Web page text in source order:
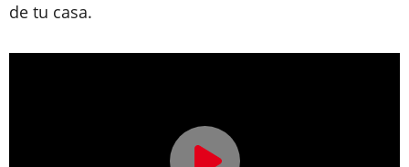
de tu casa.